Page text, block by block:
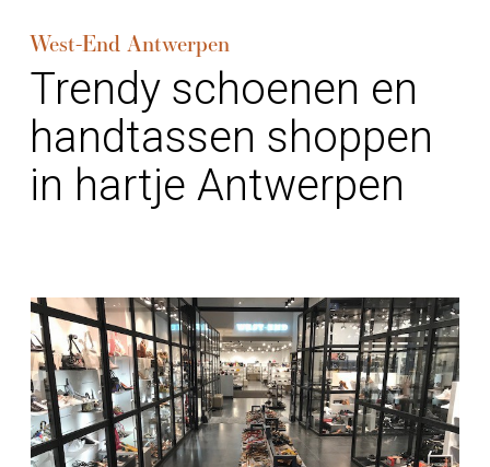
West-End Antwerpen
Trendy schoenen en
handtassen shoppen
in hartje Antwerpen